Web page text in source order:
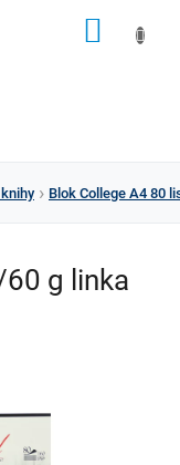
Blok College A4 80
g linka